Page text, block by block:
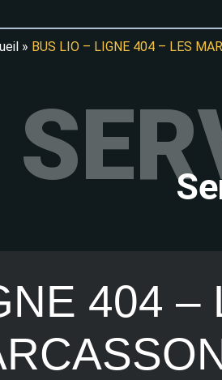
» BUS LIO – LIGNE 404 – LES
404 –